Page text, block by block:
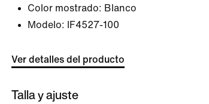
Color mostrado: Blanco
Modelo:
IF4527-100
Ver detalles del producto
Talla y ajuste